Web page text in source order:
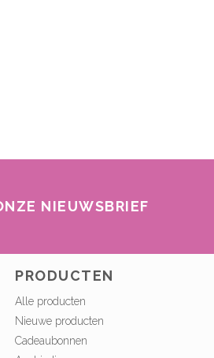
NIEUWSBRIEF
PRODUCTEN
Alle producten
Nieuwe producten
Cadeaubonnen